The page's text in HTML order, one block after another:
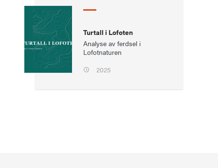
Turtall i Lofoten
Analyse av ferdsel i
Lofotnaturen
2025